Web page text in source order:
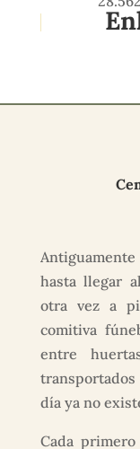
hasta llegar
otra vez a
comitiva
entre
transportados
día ya no
Cada